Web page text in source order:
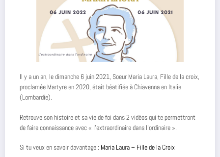
Il y a un an, le dimanche 6 juin 2021, Soeur Maria Laura, Fille de la croix,
proclamée Martyre en 2020, était béatifiée à Chiavenna en Italie
(Lombardie).
Retrouve son histoire et sa vie de foi dans 2 vidéos qui te permettront
de faire connaissance avec « l’extraordinaire dans l’ordinaire ».
Si tu veux en savoir davantage : Maria Laura – Fille de la Croix